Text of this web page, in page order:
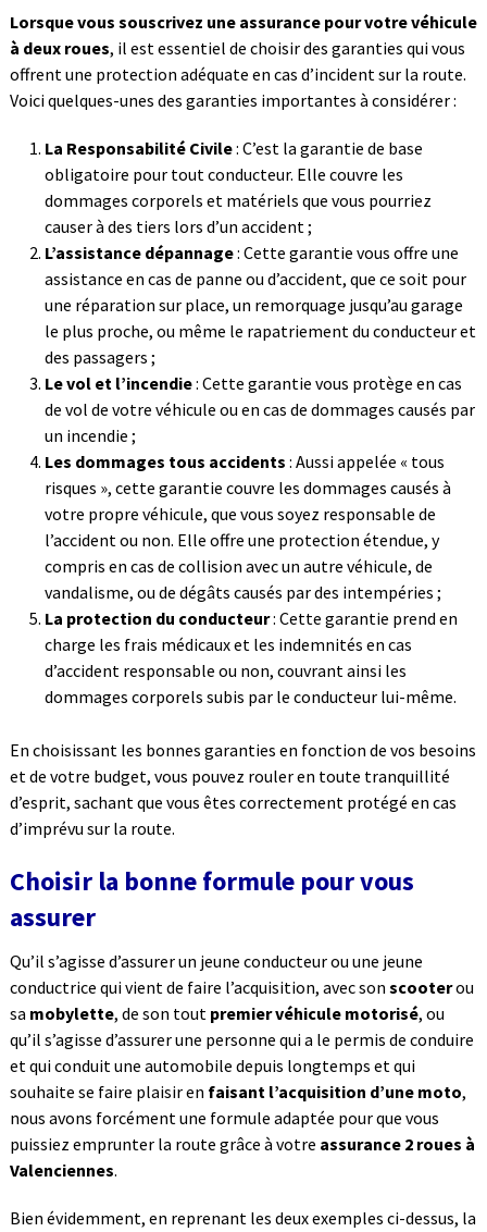
Lorsque vous souscrivez une assurance pour votre véhicule
à deux roues, il est essentiel de choisir des garanties qui vous
offrent une protection adéquate en cas d’incident sur la route.
Voici quelques-unes des garanties importantes à considérer :
La Responsabilité Civile: C’est la garantie de base
obligatoire pour tout conducteur. Elle couvre les
dommages corporels et matériels que vous pourriez
causer à des tiers lors d’un accident ;
L’assistance dépannage: Cette garantie vous offre une
assistance en cas de panne ou d’accident, que ce soit pour
une réparation sur place, un remorquage jusqu’au garage
le plus proche, ou même le rapatriement du conducteur et
des passagers ;
Le vol et l’incendie: Cette garantie vous protège en cas
de vol de votre véhicule ou en cas de dommages causés par
un incendie ;
Les dommages tous accidents : Aussi appelée « tous
risques », cette garantie couvre les dommages causés à
votre propre véhicule, que vous soyez responsable de
l’accident ou non. Elle offre une protection étendue, y
compris en cas de collision avec un autre véhicule, de
vandalisme, ou de dégâts causés par des intempéries ;
La protection du conducteur: Cette garantie prend en
charge les frais médicaux et les indemnités en cas
d’accident responsable ou non, couvrant ainsi les
dommages corporels subis par le conducteur lui-même.
En choisissant les bonnes garanties en fonction de vos besoins
et de votre budget, vous pouvez rouler en toute tranquillité
d’esprit, sachant que vous êtes correctement protégé en cas
d’imprévu sur la route.
Choisir la bonne formule pour vous
assurer
Qu’il s’agisse d’assurer un jeune conducteur ou une jeune
conductrice qui vient de faire l’acquisition, avec son scooterou
sa mobylette, de son tout premier véhicule motorisé, ou
qu’il s’agisse d’assurer une personne qui a le permis de conduire
et qui conduit une automobile depuis longtemps et qui
souhaite se faire plaisir en faisant l’acquisition d’une moto,
nous avons forcément une formule adaptée pour que vous
puissiez emprunter la route grâce à votre assurance 2 roues à
Valenciennes.
Bien évidemment, en reprenant les deux exemples ci-dessus, la